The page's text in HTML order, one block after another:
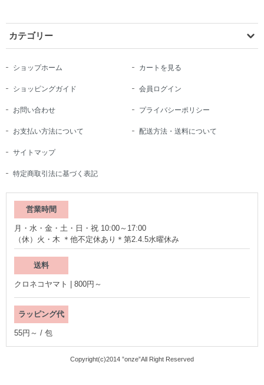
カテゴリー
ショップホーム カートを見る
ショッピングガイド 会員ログイン
お問い合わせ プライバシーポリシー
お支払い方法について 配送方法・送料について
サイトマップ
特定商取引法に基づく表記
営業時間
月・水・金・土・日・祝 10:00～17:00
（休）火・木 ＊他不定休あり＊第2.4.5水曜休み
送料
クロネコヤマト | 800円～
ラッピング代
55円～ / 包
Copyright(c)2014 ”onze”All Right Reserved